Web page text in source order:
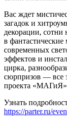
Вас ждет
загадок и
декорации,
в
современных
эффектов и
цирка,
сюрпризов — все
проекта
Узнать
https://parter.ru/